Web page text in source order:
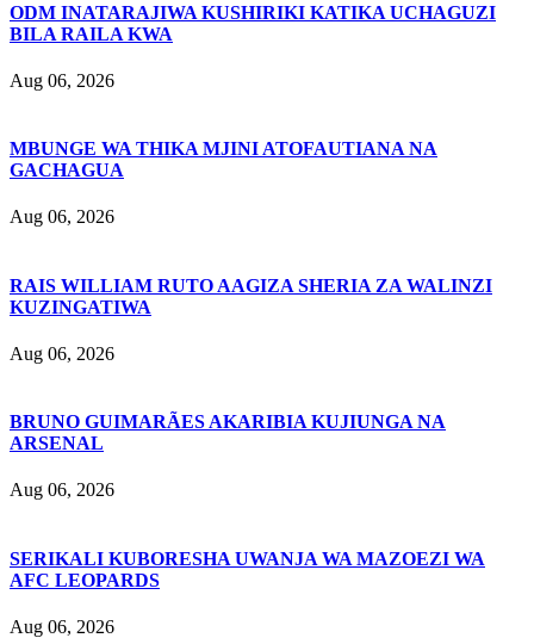
ODM INATARAJIWA KUSHIRIKI KATIKA UCHAGUZI
BILA RAILA KWA
Aug 06, 2026
MBUNGE WA THIKA MJINI ATOFAUTIANA NA
GACHAGUA
Aug 06, 2026
RAIS WILLIAM RUTO AAGIZA SHERIA ZA WALINZI
KUZINGATIWA
Aug 06, 2026
BRUNO GUIMARÃES AKARIBIA KUJIUNGA NA
ARSENAL
Aug 06, 2026
SERIKALI KUBORESHA UWANJA WA MAZOEZI WA
AFC LEOPARDS
Aug 06, 2026